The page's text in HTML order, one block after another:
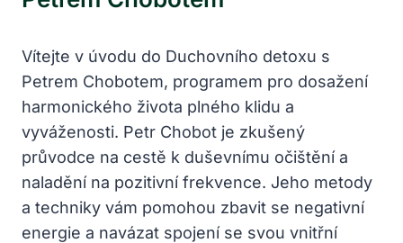
Vítejte v úvodu do Duchovního detoxu s
Petrem Chobotem, programem pro dosažení
harmonického života plného klidu a
vyváženosti. Petr Chobot je zkušený
průvodce na cestě k duševnímu očištění a
naladění na pozitivní frekvence. Jeho metody
a techniky vám pomohou zbavit se negativní
energie a navázat spojení se svou vnitřní